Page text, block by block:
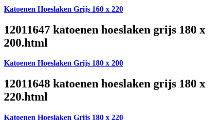
Katoenen Hoeslaken Grijs 160 x 220
12011647 katoenen hoeslaken grijs 180 x
200.html
Katoenen Hoeslaken Grijs 180 x 200
12011648 katoenen hoeslaken grijs 180 x
220.html
Katoenen Hoeslaken Grijs 180 x 220